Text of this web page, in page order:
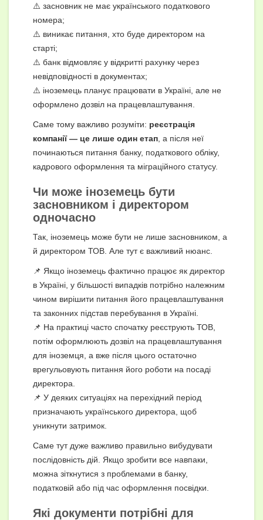
⚠️ засновник не має українського податкового
номера;
⚠️ виникає питання, хто буде директором на
старті;
⚠️ банк відмовляє у відкритті рахунку через
невідповідності в документах;
⚠️ іноземець планує працювати в Україні, але не
оформлено дозвіл на працевлаштування.
Саме тому важливо розуміти: реєстрація
компанії — це лише один етап , а після неї
починаються питання банку, податкового обліку,
кадрового оформлення та міграційного статусу.
Чи може іноземець бути
засновником і директором
одночасно
Так, іноземець може бути не лише засновником, а
й директором ТОВ. Але тут є важливий нюанс.
📌 Якщо іноземець фактично працює як директор
в Україні, у більшості випадків потрібно належним
чином вирішити питання його працевлаштування
та законних підстав перебування в Україні.
📌 На практиці часто спочатку реєструють ТОВ,
потім оформлюють дозвіл на працевлаштування
для іноземця, а вже після цього остаточно
врегульовують питання його роботи на посаді
директора.
📌 У деяких ситуаціях на перехідний період
призначають українського директора, щоб
уникнути затримок.
Саме тут дуже важливо правильно вибудувати
послідовність дій. Якщо зробити все навпаки,
можна зіткнутися з проблемами в банку,
податковій або під час оформлення посвідки.
Які документи потрібні для